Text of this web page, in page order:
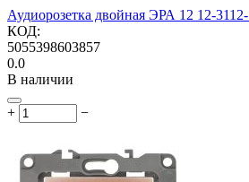
Аудиорозетка двойная ЭРА 12 12-
КОД:
5055398603857
0.0
В наличии
+ −